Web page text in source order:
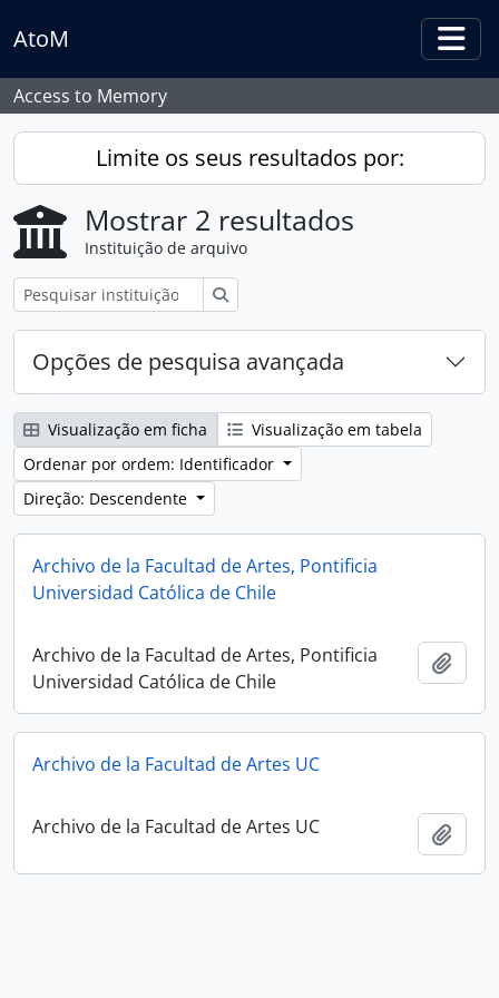
AtoM
Access to Memory
Limite os seus resultados por:
Mostrar 2 resultados
Instituição de arquivo
Opções de pesquisa avançada
Visualização em ficha
Visualização em tabela
Ordenar por ordem: Identificador
Direção: Descendente
Archivo de la Facultad de Artes, Pontificia
Universidad Católica de Chile
Archivo de la Facultad de Artes, Pontificia
Universidad Católica de Chile
Archivo de la Facultad de Artes UC
Archivo de la Facultad de Artes UC